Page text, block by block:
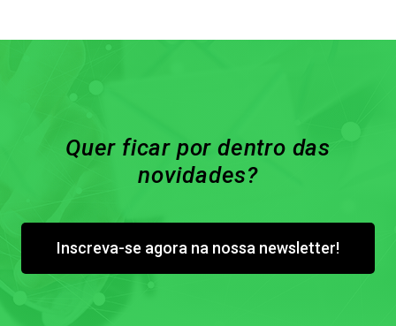
Quer ficar por dentro das
novidades?
Inscreva-se agora na nossa newsletter!